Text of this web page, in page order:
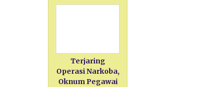
Terjaring
Operasi Narkoba,
Oknum Pegawai